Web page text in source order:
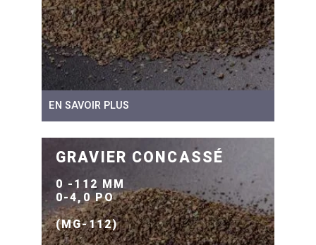
EN SAVOIR PLUS
GRAVIER CONCASSÉ
0 -112 MM
0-4,0 PO
(MG-112)